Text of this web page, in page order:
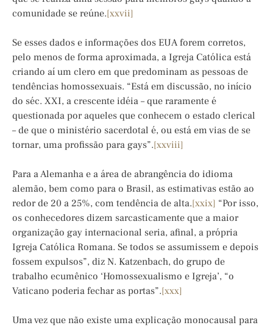
comunidade se reúne.[xxvii]
Se esses dados e informações dos EUA forem corretos,
pelo menos de forma aproximada, a Igreja Católica está
criando aí um clero em que predominam as pessoas de
tendências homossexuais. “Está em discussão, no início
do séc. XXI, a crescente idéia – que raramente é
questionada por aqueles que conhecem o estado clerical
– de que o ministério sacerdotal é, ou está em vias de se
tornar, uma profissão para gays”.[xxviii]
Para a Alemanha e a área de abrangência do idioma
alemão, bem como para o Brasil, as estimativas estão ao
redor de 20 a 25%, com tendência de alta.[xxix] “Por isso,
os conhecedores dizem sarcasticamente que a maior
organização gay internacional seria, afinal, a própria
Igreja Católica Romana. Se todos se assumissem e depois
fossem expulsos”, diz N. Katzenbach, do grupo de
trabalho ecumênico ‘Homossexualismo e Igreja’, “o
Vaticano poderia fechar as portas”.[xxx]
Uma vez que não existe uma explicação monocausal para